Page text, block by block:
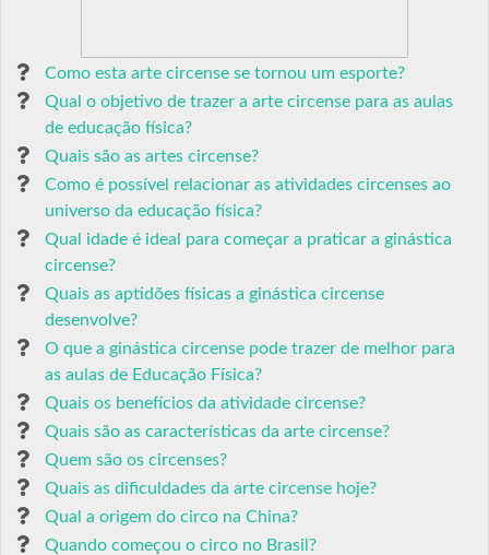
Como esta arte circense se tornou um esporte?
Qual o objetivo de trazer a arte circense para as aulas
de educação física?
Quais são as artes circense?
Como é possível relacionar as atividades circenses ao
universo da educação física?
Qual idade é ideal para começar a praticar a ginástica
circense?
Quais as aptidões físicas a ginástica circense
desenvolve?
O que a ginástica circense pode trazer de melhor para
as aulas de Educação Física?
Quais os benefícios da atividade circense?
Quais são as características da arte circense?
Quem são os circenses?
Quais as dificuldades da arte circense hoje?
Qual a origem do circo na China?
Quando começou o circo no Brasil?